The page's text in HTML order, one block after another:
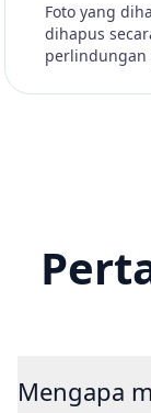
Foto yang
dihapus
perlindungan
Mengapa